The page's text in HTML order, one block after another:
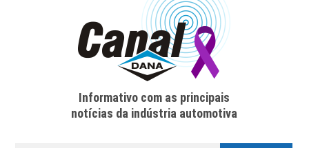
Informativo com as principais
notícias da indústria automotiva